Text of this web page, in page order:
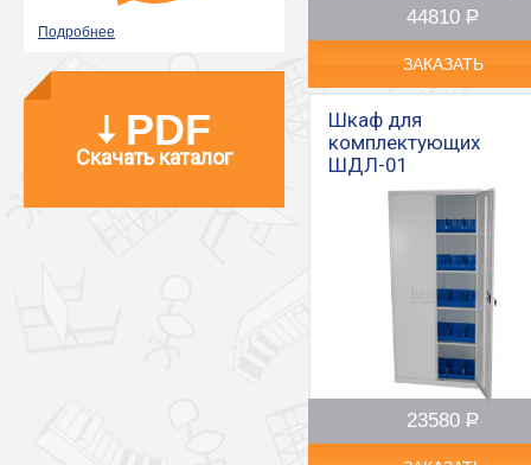
Подробнее
PDF
Скачать каталог
44810 Р
–
ЗАКАЗАТЬ
Шкаф для
комплектующих
ШДЛ-01
23580 Р
–